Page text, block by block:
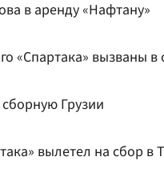
в аренду «Нафтану»
«Спартака» вызваны
Грузии
вылетел на сбор в